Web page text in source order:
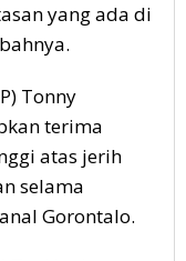
yang ada di
Tonny
terima
atas jerih
selama
Gorontalo.